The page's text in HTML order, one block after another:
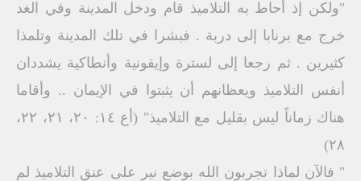
"ولكن إذ أحاط به التلاميذ قام ودخل المدينة وفي الغد
خرج مع برنابا إلى دربة . فبشرا في تلك المدينة وتلمذا
كثيرين . ثم رجعا إلى لسترة وإيقونية وأنطاكية يشددان
أنفس التلاميذ ويعظانهم أن يثبتوا في الإيمان .. وأقاما
هناك زماناً ليس بقليل مع التلاميذ" (أع ١٤: ۲۰، ۲۱، ۲۲،
۲۸)
" فالآن لماذا تجربون الله بوضع نير على عنق التلاميذ لم